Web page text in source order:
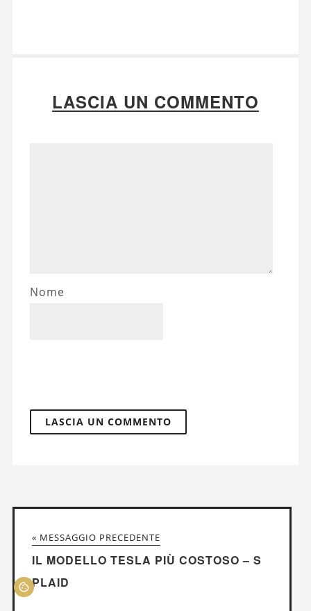
LASCIA UN COMMENTO
Nome
« MESSAGGIO PRECEDENTE
IL MODELLO TESLA PIÙ COSTOSO – S
PLAID